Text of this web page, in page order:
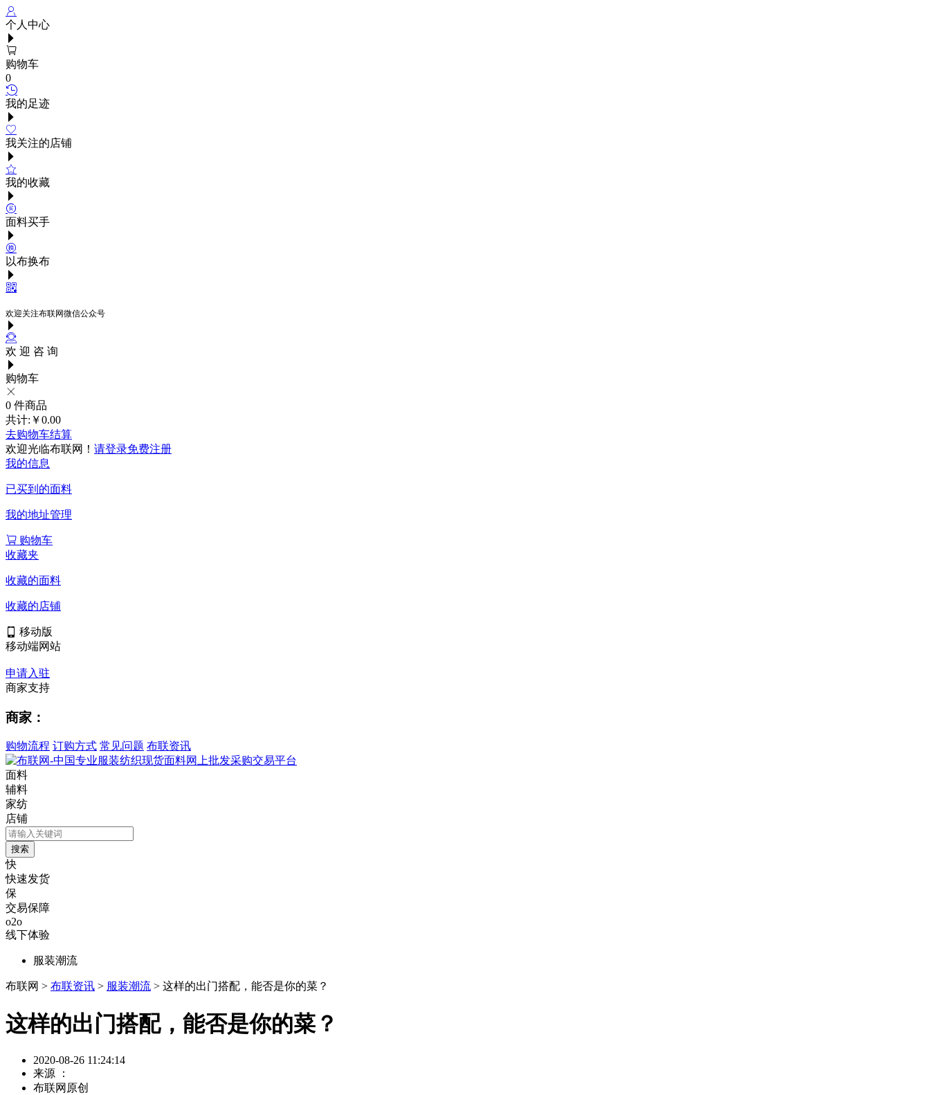
个人中心
购物车
0
我的足迹
我关注的店铺
我的收藏
面料买手
以布换布
欢迎关注布联网微信公众号
欢 迎 咨 询
购物车
0 件商品
共计: ￥0.00
去购物车结算
欢迎光临布联网！ 请登录免费注册
我的信息
已买到的面料
我的地址管理
购物车
收藏夹
收藏的面料
收藏的店铺
移动版
移动端网站
申请入驻
商家支持
商家：
购物流程 订购方式 常见问题 布联资讯
面料
辅料
家纺
店铺
快
快速发货
保
交易保障
o2o
线下体验
服装潮流
布联网 > 布联资讯 > 服装潮流 > 这样的出门搭配，能否是你的菜？
这样的出门搭配，能否是你的菜？
2020-08-26 11:24:14
来源 ：
布联网原创